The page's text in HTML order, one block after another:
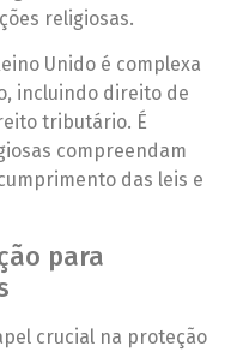
religiosas.
Unido é complexa
incluindo direito de
tributário. É
compreendam
das leis e
para
crucial na proteção